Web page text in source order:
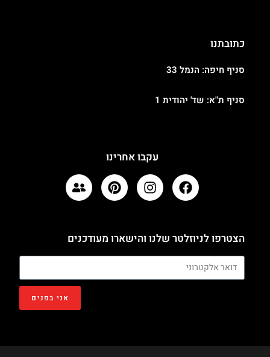
הצטרפו לניוזלטר שלנו והישארו מעודכנים
אני בפנים
עקבו אחרינו
כתובתנו
סניף חיפה: הנמל 33
סניף ת"א: שד' יהודית 1